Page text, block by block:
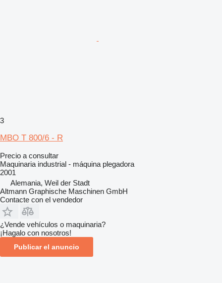
3
MBO T 800/6 - R
Precio a consultar
Maquinaria industrial - máquina plegadora
2001
Alemania, Weil der Stadt
Altmann Graphische Maschinen GmbH
Contacte con el vendedor
¿Vende vehículos o maquinaria?
¡Hagalo con nosotros!
Publicar el anuncio